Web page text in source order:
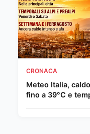
CRONACA
Meteo Italia,
fino a 39°C e